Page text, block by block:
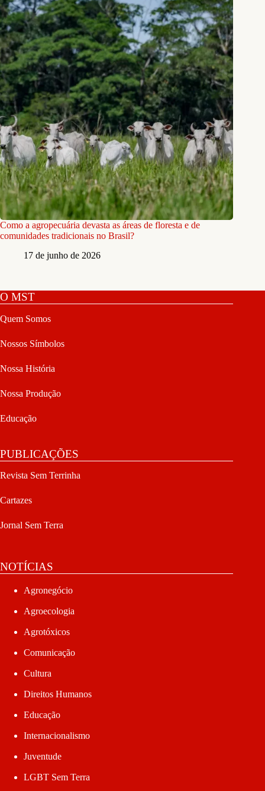
Simoni Silva convive com alagamento desde o primeiro dia em que se
mudou para a casa onde mora atualmente. Foto: José Cícero/
Agência Pública
Na análise dela, a situação tem piorado nos últimos anos, com chuvas
mais intensas e a obra da Prefeitura. “Outro dia a chuva foi tão forte
que entrou água na minha casa. Depois que mexeram aqui [no esgoto],
ficou ainda pior”, reclama. “No meu caso, eu só moro aqui porque não
tenho outro lugar para morar. Mas, se eu tivesse a oportunidade de sair
daqui, eu já teria saído. Fora a sujeira, os ratos, barata, sapo que deu
para aparecer agora. Tá insustentável morar nesse pedacinho”,
desabafa.
Edição: Bruno Fonseca | Fotógrafo: José Cícero
Ecocídio no Pantanal